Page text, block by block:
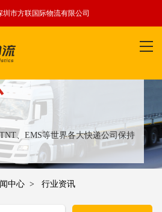
圳市方联国际物流有限公司
、EMS等世界各大快递公司保持
源,满足国内外客户更多个性化需求
中心 > 行业资讯